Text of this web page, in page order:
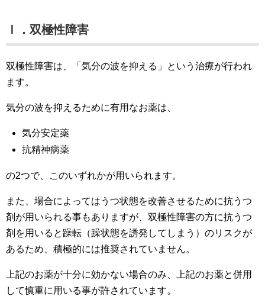
Ⅰ．双極性障害
双極性障害は、「気分の波を抑える」という治療が行われ
ます。
気分の波を抑えるために有用なお薬は、
気分安定薬
抗精神病薬
の2つで、このいずれかが用いられます。
また、場合によってはうつ状態を改善させるために抗うつ
剤が用いられる事もありますが、双極性障害の方に抗うつ
剤を用いると躁転（躁状態を誘発してしまう）のリスクが
あるため、積極的には推奨されていません。
上記のお薬が十分に効かない場合のみ、上記のお薬と併用
して慎重に用いる事が許されています。